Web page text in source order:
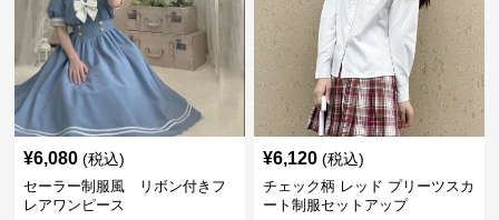
¥6,080 (税込)
セーラー制服風 リボン付きフ
レアワンピース
¥6,120 (税込)
チェック柄 レッド プリーツスカ
ート制服セットアップ